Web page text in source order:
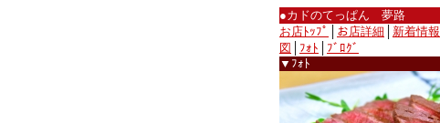
●カドのてっぱん 夢路
お店ﾄｯﾌﾟ
お店詳細 新着情報
図
ﾌｫﾄ
ﾌﾞﾛｸﾞ
▼ﾌｫﾄ